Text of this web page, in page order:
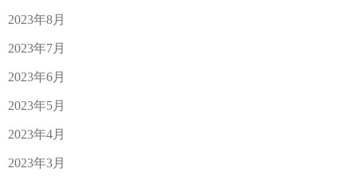
2023年8月
2023年7月
2023年6月
2023年5月
2023年4月
2023年3月